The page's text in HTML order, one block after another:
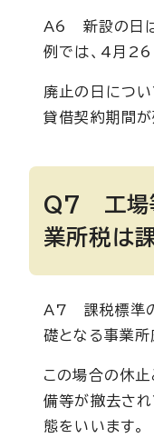
A6 新設の日は
例では、4月26
廃止の日につい
貸借契約期間が
Q7 工場
業所税は
A7 課税標準の
礎となる事業所
この場合の休
備等が撤去され
態をいいます。